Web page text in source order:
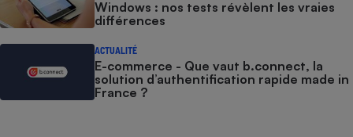
Windows : nos tests révèlent les vraies
différences
ACTUALITÉ
E-commerce - Que vaut b.connect, la
solution d’authentification rapide made in
France ?